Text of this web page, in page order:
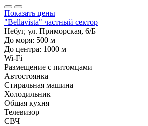
Показать цены
"Bellavista" частный сектор
Небуг, ул. Приморская, 6/Б
До моря: 500 м
До центра: 1000 м
Wi-Fi
Размещение с питомцами
Автостоянка
Стиральная машина
Холодильник
Общая кухня
Телевизор
СВЧ